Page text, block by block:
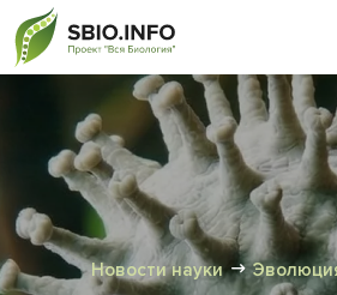
Новости науки